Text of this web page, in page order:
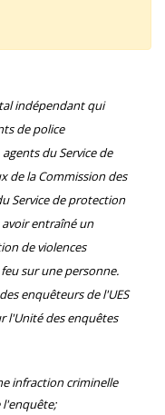
indépendant qui
de police
du Service de
de la Commission des
Service de protection
avoir entraîné un
de violences
sur une personne.
enquêteurs de l'UES
l'Unité des enquêtes
infraction criminelle
l'enquête;